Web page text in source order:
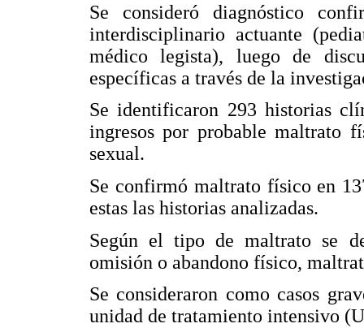
Se consideró diagnóstico
interdisciplinario actuante
médico legista), luego de
específicas a través de la
Se identificaron 293 historias
ingresos por probable maltrato
sexual.
Se confirmó maltrato físico en
estas las historias analizadas.
Según el tipo de maltrato se
omisión o abandono físico,
Se consideraron como casos
unidad de tratamiento intensivo